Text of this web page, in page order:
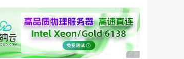
广告 商业广告，理性